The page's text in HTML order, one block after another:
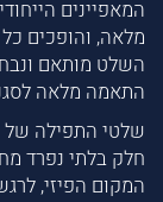
המאפיינים
מלאה, והופכים
השלט מותאם
התאמה מלאה
שלטי התפילה של
חלק בלתי נפרד
המקום הפיזי,